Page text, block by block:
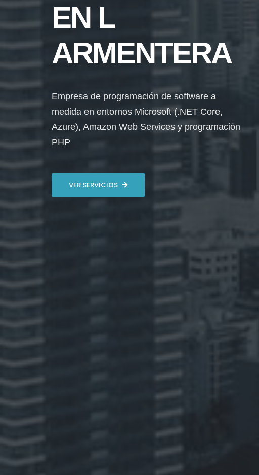
EN L
ARMENTERA
Empresa de programación de software a
medida en entornos Microsoft (.NET Core,
Azure), Amazon Web Services y programación
PHP
VER SERVICIOS